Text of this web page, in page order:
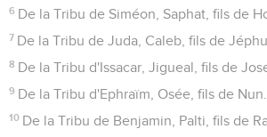
6 De la Tribu de Siméon, Saphat, fils de
7 De la Tribu de Juda, Caleb, fils de
8 De la Tribu d'Issacar, Jigueal, fils de
9 De la Tribu d'Ephraïm, Osée, fils de Nun.
10 De la Tribu de Benjamin, Palti, fils de